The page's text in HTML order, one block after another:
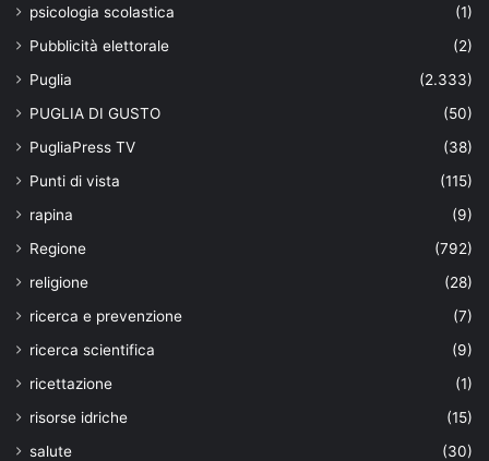
psicologia scolastica
(1)
Pubblicità elettorale
(2)
Puglia
(2.333)
PUGLIA DI GUSTO
(50)
PugliaPress TV
(38)
Punti di vista
(115)
rapina
(9)
Regione
(792)
religione
(28)
ricerca e prevenzione
(7)
ricerca scientifica
(9)
ricettazione
(1)
risorse idriche
(15)
salute
(30)